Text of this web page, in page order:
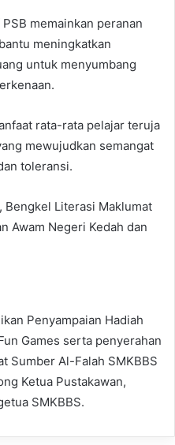
memainkan peranan
meningkatkan
untuk menyumbang
rata-rata pelajar teruja
mewujudkan semangat
toleransi.
Bengkel Literasi Maklumat
Awam Negeri Kedah dan
Penyampaian Hadiah
Games serta penyerahan
Sumber Al-Falah SMKBBS
Ketua Pustakawan,
SMKBBS.